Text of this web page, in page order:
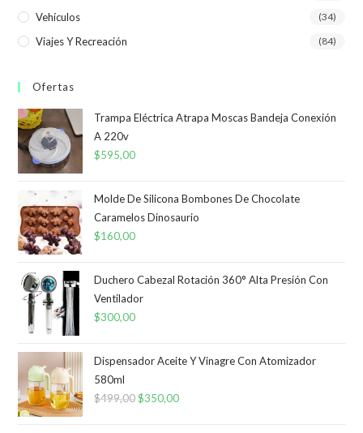
Vehículos (34)
Viajes Y Recreación (84)
Ofertas
Trampa Eléctrica Atrapa Moscas Bandeja Conexión
A 220v
$595,00
Molde De Silicona Bombones De Chocolate
Caramelos Dinosaurio
$160,00
Duchero Cabezal Rotación 360° Alta Presión Con
Ventilador
$300,00
Dispensador Aceite Y Vinagre Con Atomizador
580ml
$499,00El
$350,00El